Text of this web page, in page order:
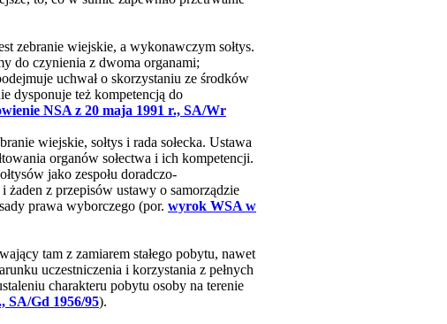
zebranie wiejskie, a wykonawczym sołtys.
do czynienia z dwoma organami;
uchwał o skorzystaniu ze środków
dysponuje też kompetencją do
NSA z 20 maja 1991 r., SA/Wr
wiejskie, sołtys i rada sołecka. Ustawa
organów sołectwa i ich kompetencji.
jako zespołu doradczo-
żaden z przepisów ustawy o samorządzie
prawa wyborczego (por. wyrok WSA w
tam z zamiarem stałego pobytu, nawet
uczestniczenia i korzystania z pełnych
charakteru pobytu osoby na terenie
SA/Gd 1956/95).